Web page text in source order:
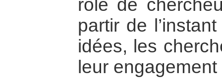
rôle de
partir de
idées, les
leur